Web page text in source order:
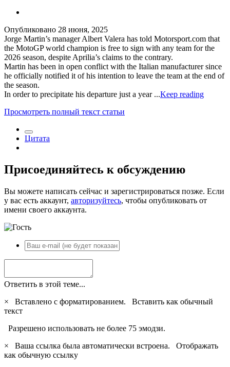
Опубликовано 28 июня, 2025
Jorge Martin’s manager Albert Valera has told Motorsport.com that
the MotoGP world champion is free to sign with any team for the
2026 season, despite Aprilia’s claims to the contrary.
Martin has been in open conflict with the Italian manufacturer since
he officially notified it of his intention to leave the team at the end of
the season.
In order to precipitate his departure just a year ...Keep reading
Просмотреть полный текст статьи
Цитата
Присоединяйтесь к обсуждению
Вы можете написать сейчас и зарегистрироваться позже. Если
у вас есть аккаунт, авторизуйтесь, чтобы опубликовать от
имени своего аккаунта.
Ответить в этой теме...
×
Вставлено с форматированием. Вставить как обычный
текст
Разрешено использовать не более 75 эмодзи.
×
Ваша ссылка была автоматически встроена. Отображать
как обычную ссылку